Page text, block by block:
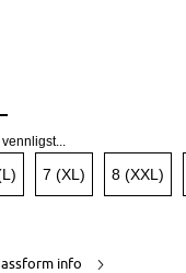
vennligst...
7 (XL) 8 (XXL)
info